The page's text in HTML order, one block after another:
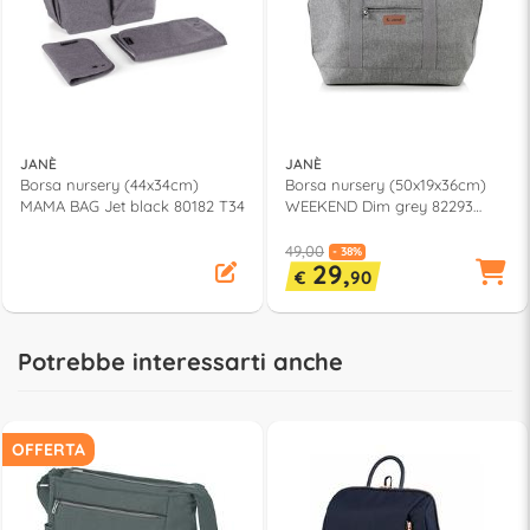
JANÈ
Borsa nursery (44x34cm)
MAMA BAG Jet black 80182 T34
JANÈ
Borsa nursery (50x19x36cm)
WEEKEND Dim grey 82293
49,00 - 38%
€ 29,90
Potrebbe interessarti anche
OFFERTA